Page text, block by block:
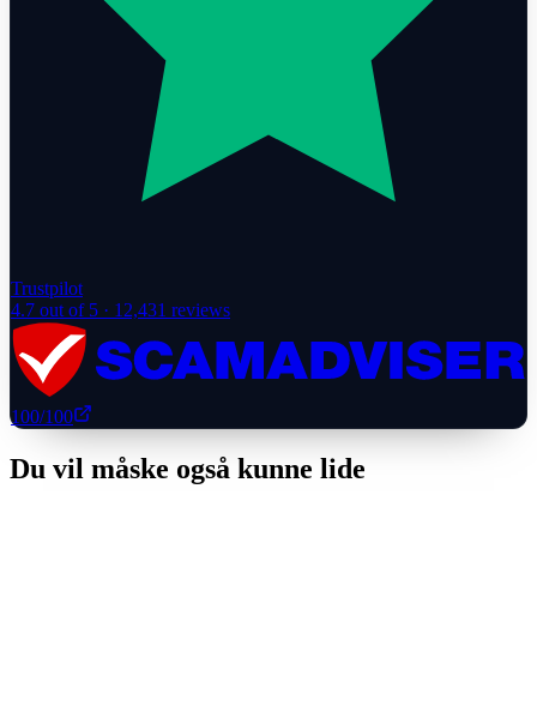
Trustpilot
4.7 out of 5 · 12,431 reviews
100/100
Du vil måske også kunne lide